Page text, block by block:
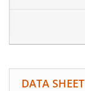
DATA SHEET